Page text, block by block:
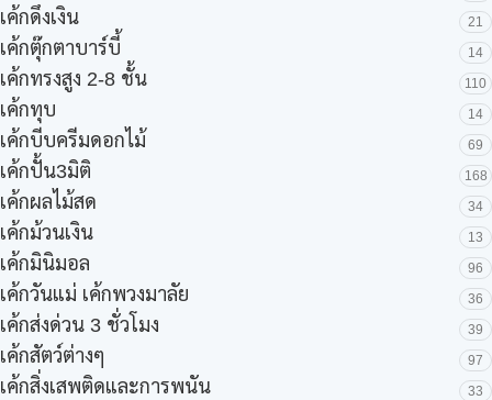
เค้กดึงเงิน 21
เค้กตุ๊กตาบาร์บี้ 14
เค้กทรงสูง 2-8 ชั้น 110
เค้กทุบ 14
เค้กบีบครีมดอกไม้ 69
เค้กปั้น3มิติ 168
เค้กผลไม้สด 34
เค้กม้วนเงิน 13
เค้กมินิมอล 96
เค้กวันแม่ เค้กพวงมาลัย 36
เค้กส่งด่วน 3 ชั่วโมง 39
เค้กสัตว์ต่างๆ 97
เค้กสิ่งเสพติดและการพนัน 33